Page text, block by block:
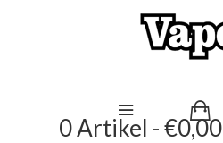
0 Artikel - €0,00